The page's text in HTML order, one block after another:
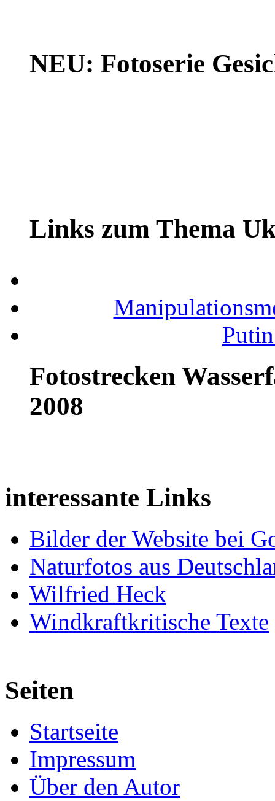
NEU: Fotoserie
Links zum Thema
Fotostrecken
2008
interessante Links
Bilder der Website bei
Naturfotos aus
Wilfried Heck
Windkraftkritische Texte
Seiten
Startseite
Impressum
Über den Autor